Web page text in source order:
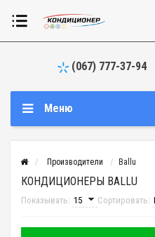
(067) 777-37-94
Меню
Производители Ballu
КОНДИЦИОНЕРЫ BALLU
Показывать: Сортировать: